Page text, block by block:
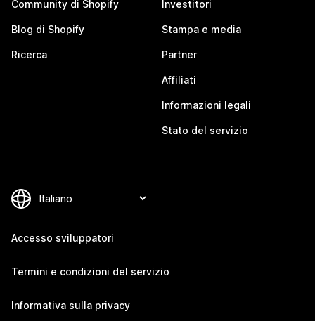
Community di Shopify
Blog di Shopify
Ricerca
Investitori
Stampa e media
Partner
Affiliati
Informazioni legali
Stato del servizio
Accesso sviluppatori
Termini e condizioni del servizio
Informativa sulla privacy